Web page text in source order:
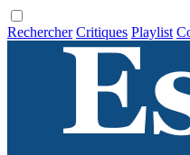
Rechercher Critiques Playlist